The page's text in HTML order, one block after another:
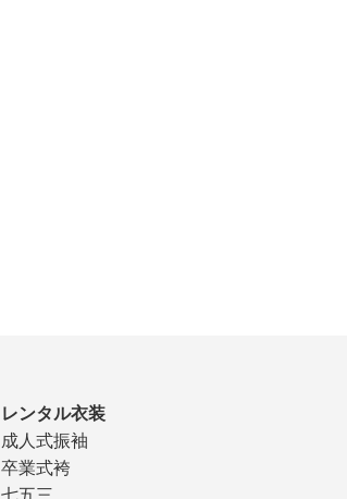
レンタル衣装
成人式振袖
卒業式袴